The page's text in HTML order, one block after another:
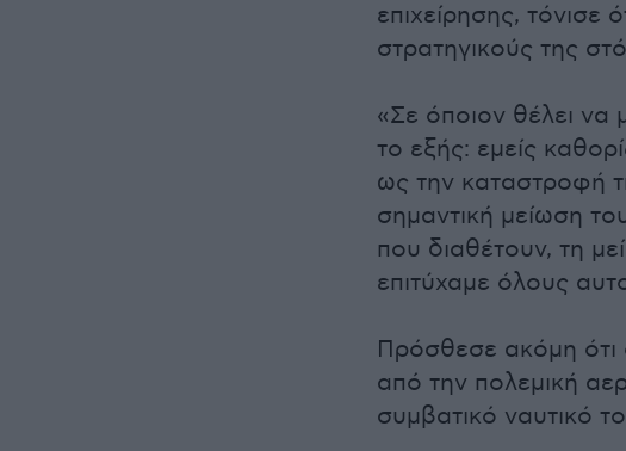
επιχείρησης, τόνισε
στρατηγικούς της
«Σε όποιον θέλει
το εξής: εμείς
ως την καταστροφή
σημαντική μείωση
που διαθέτουν, τη
επιτύχαμε όλους
Πρόσθεσε ακόμη ότι
από την πολεμική
συμβατικό ναυτικό